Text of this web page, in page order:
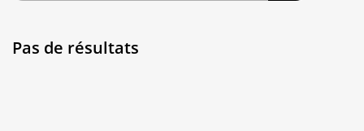
Pas de résultats